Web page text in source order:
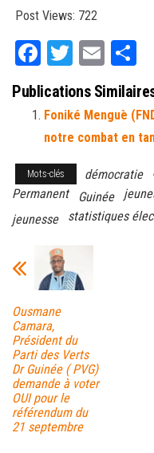
Post Views: 722
Fa
ce
bo
ok
T
tt
er
E
m
ail
Publications
Foniké Menguè
notre combat en
Mots-clés démocratie
Permanent
Guinée
jeunesse
statistiques
Ousmane
Camara,
Président du
Parti des Verts
Dr Guinée ( PVG)
demande à voter
OUI pour le
référendum du
21 septembre